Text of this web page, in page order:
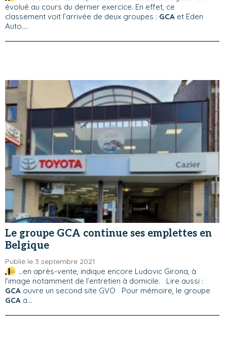
évolué au cours du dernier exercice. En effet, ce
classement voit l’arrivée de deux groupes : GCA et Eden
Auto....
Le groupe GCA continue ses emplettes en
Belgique
Publié le 3 septembre 2021
...en après-vente, indique encore Ludovic Girona, à
l’image notamment de l’entretien à domicile. Lire aussi :
GCA ouvre un second site GVO Pour mémoire, le groupe
GCA a...